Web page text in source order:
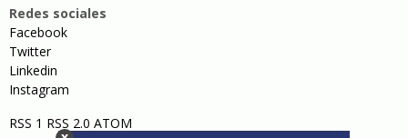
Redes sociales
Facebook
Twitter
Linkedin
Instagram
RSS 1 RSS 2.0 ATOM